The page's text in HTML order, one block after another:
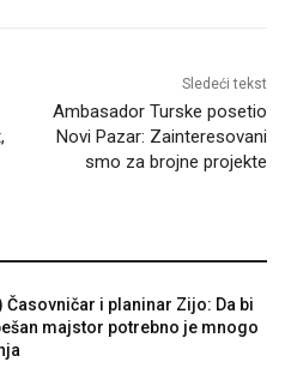
Sledeći tekst
Ambasador Turske posetio
Novi Pazar: Zainteresovani
smo za brojne projekte
Časovničar i planinar Zijo: Da bi
majstor potrebno je mnogo